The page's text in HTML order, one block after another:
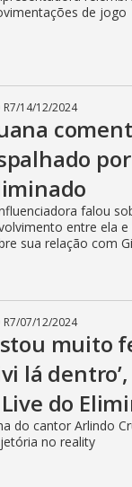
de jogo
R7/14/12/2024
falou
entre ela
sua relação com
R7/07/12/2024
muito
lá
do
do cantor Arlindo
no reality